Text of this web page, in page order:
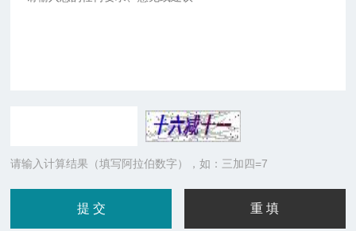
请输入计算结果（填写阿拉伯数字），如：三加四=7